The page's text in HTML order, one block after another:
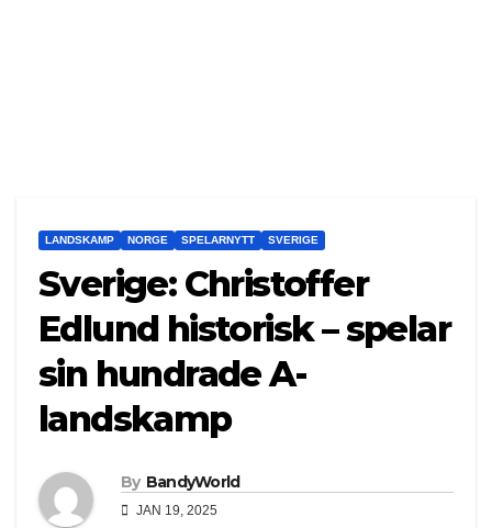
LANDSKAMP NORGE SPELARNYTT SVERIGE
Sverige: Christoffer
Edlund historisk – spelar
sin hundrade A-
landskamp
By BandyWorld
JAN 19, 2025